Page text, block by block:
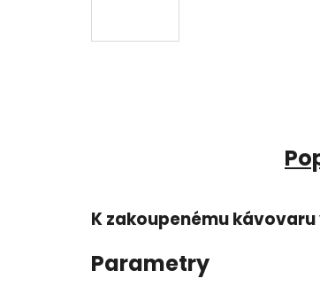
K zakoupenému
Parametry